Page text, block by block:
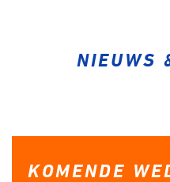
NIEUWS
KOMENDE